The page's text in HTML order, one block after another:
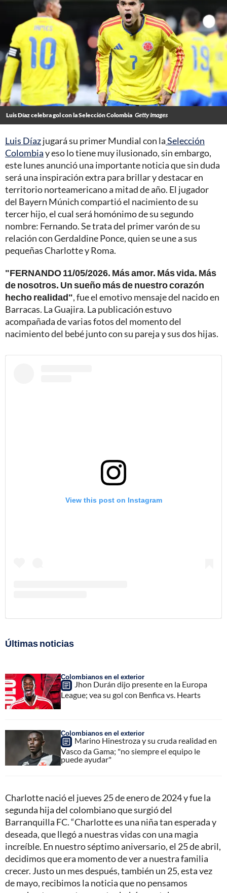
Luis Díaz celebra gol con la Selección Colombia Getty Images
Luis Díazjugará su primer Mundial con laSelección
Colombiay eso lo tiene muy ilusionado, sin embargo,
este lunes anunció una importante noticia que sin duda
será una inspiración extra para brillar y destacar en
territorio norteamericano a mitad de año. El jugador
del Bayern Múnich compartió el nacimiento de su
tercer hijo, el cual será homónimo de su segundo
nombre: Fernando. Se trata del primer varón de su
relación con Gerdaldine Ponce, quien se une a sus
pequeñas Charlotte y Roma.
"FERNANDO 11/05/2026. Más amor. Más vida. Más
de nosotros. Un sueño más de nuestro corazón
hecho realidad", fue el emotivo mensaje del nacido en
Barracas. La Guajira. La publicación estuvo
acompañada de varias fotos del momento del
nacimiento del bebé junto con su pareja y sus dos hijas.
View this post on Instagram
Últimas noticias
Colombianos en el exterior
Jhon Durán dijo presente en la Europa
League; vea su gol con Benfica vs. Hearts
Colombianos en el exterior
Marino Hinestroza y su cruda realidad en
Vasco da Gama; "no siempre el equipo le
puede ayudar"
Charlotte nació el jueves 25 de enero de 2024 y fue la
segunda hija del colombiano que surgió del
Barranquilla FC. “Charlotte es una niña tan esperada y
deseada, que llegó a nuestras vidas con una magia
increíble. En nuestro séptimo aniversario, el 25 de abril,
decidimos que era momento de ver a nuestra familia
crecer. Justo un mes después, también un 25, esta vez
de mayo, recibimos la noticia que no pensamos